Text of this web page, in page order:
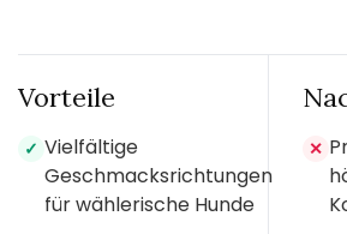
Vorteile
✓ Vielfältige
Geschmacksrichtungen
für wählerische Hunde
✕